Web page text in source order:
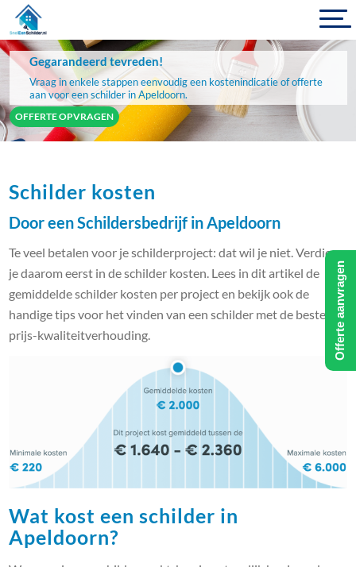
Gegarandeerd tevreden!
Vraag in enkele stappen eenvoudig een kostenindicatie of offerte
aan voor een schilder in Apeldoorn.
OFFERTE OPVRAGEN
Schilder kosten
Door een Schildersbedrijf in Apeldoorn
Te veel betalen voor je schilderproject: dat wil je niet. Verdiep
je daarom eerst in de schilder kosten. Lees in dit artikel de
gemiddelde schilder kosten per project en bekijk ook de
handige tips voor het vinden van een schilder met de beste
prijs-kwaliteitverhouding.
Wat kost een schilder in
Apeldoorn?
Offerte aanvragen